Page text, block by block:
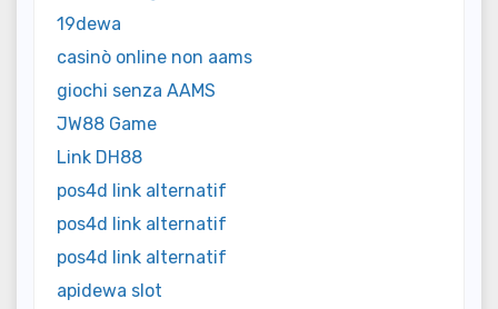
19dewa
casinò online non aams
giochi senza AAMS
JW88 Game
Link DH88
pos4d link alternatif
pos4d link alternatif
pos4d link alternatif
apidewa slot